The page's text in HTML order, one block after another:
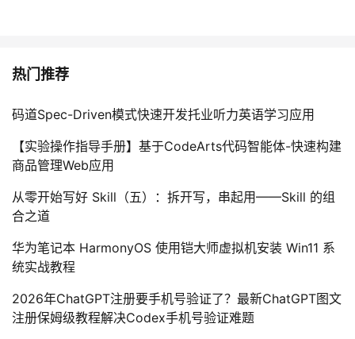
热门推荐
码道Spec-Driven模式快速开发托业听力英语学习应用
【实验操作指导手册】基于CodeArts代码智能体-快速构建
商品管理Web应用
从零开始写好 Skill（五）：拆开写，串起用——Skill 的组
合之道
华为笔记本 HarmonyOS 使用铠大师虚拟机安装 Win11 系
统实战教程
2026年ChatGPT注册要手机号验证了？最新ChatGPT图文
注册保姆级教程解决Codex手机号验证难题